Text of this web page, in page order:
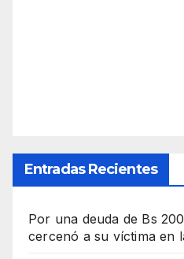
Entradas Recientes
Por una deuda de Bs
cercenó a su víctima en